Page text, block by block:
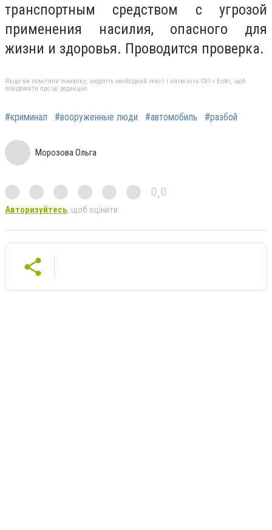
транспортным средством с угрозой
применения насилия, опасного для
жизни и здоровья. Проводится проверка.
Якщо ви помітили помилку, виділіть необхідний текст і натисніть Ctrl + Enter, щоб
повідомити про це редакцію
#криминал #вооруженные люди #автомобиль #разбой
Морозова Ольга
0,0
Авторизуйтесь, щоб оцінити